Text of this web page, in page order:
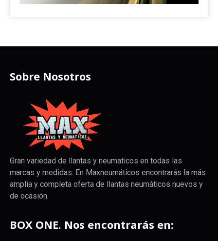
Sobre Nosotros
Gran variedad de llantas y neumaticos en todas las
marcas y medidas. En Maxneumáticos encontrarás la más
amplia y completa oferta de llantas neumáticos nuevos y
de ocasión.
BOX ONE. Nos encontrarás en: